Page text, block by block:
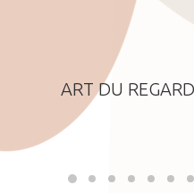
ART DU